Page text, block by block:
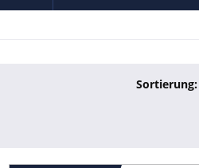
Sortierung: